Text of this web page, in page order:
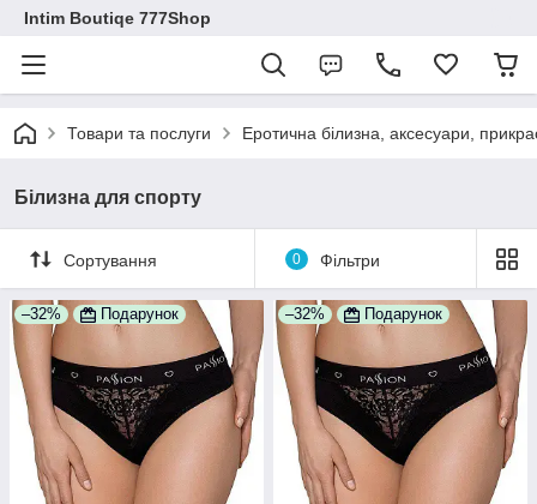
Intim Boutiqe 777Shop
Товари та послуги Еротична білизна, аксесуари,
Білизна для спорту
Сортування 0 Фільтри
–32% Подарунок –32% Подарунок